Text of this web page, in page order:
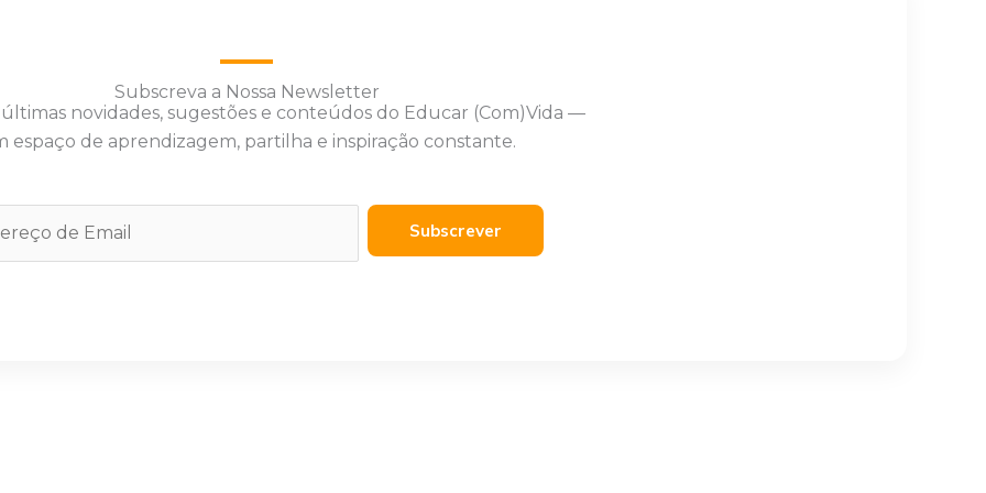
Subscreva a Nossa Newsletter
últimas novidades, sugestões e conteúdos do Educar (Com)Vida —
espaço de aprendizagem, partilha e inspiração constante.
Subscrever